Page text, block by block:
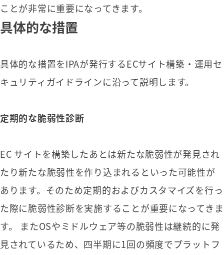
ことが非常に重要になってきます。
具体的な措置
具体的な措置をIPAが発行するECサイト構築・運用セ
キュリティガイドラインに沿って説明します。
定期的な脆弱性診断
EC サイトを構築したあとは新たな脆弱性が発見され
たり新たな脆弱性を作り込まれるといった可能性が
あります。そのため定期的およびカスタマイズを行っ
た際に脆弱性診断を実施することが重要になってきま
す。 またOSやミドルウェア等の脆弱性は継続的に発
見されているため、四半期に1回の頻度でプラットフ